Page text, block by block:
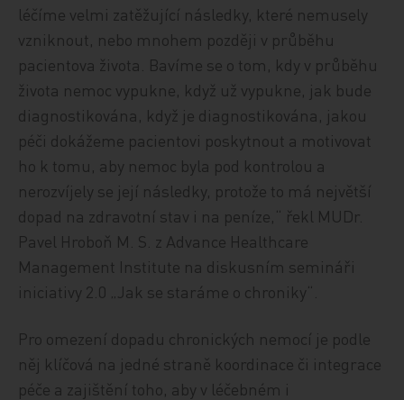
léčíme velmi zatěžující následky, které nemusely
vzniknout, nebo mnohem později v průběhu
pacientova života. Bavíme se o tom, kdy v průběhu
života nemoc vypukne, když už vypukne, jak bude
diagnostikována, když je diagnostikována, jakou
péči dokážeme pacientovi poskytnout a motivovat
ho k tomu, aby nemoc byla pod kontrolou a
nerozvíjely se její následky, protože to má největší
dopad na zdravotní stav i na peníze,“ řekl MUDr.
Pavel Hroboň M. S. z Advance Healthcare
Management Institute na diskusním semináři
iniciativy 2.0 „Jak se staráme o chroniky“.
Pro omezení dopadu chronických nemocí je podle
něj klíčová na jedné straně koordinace či integrace
péče a zajištění toho, aby v léčebném i